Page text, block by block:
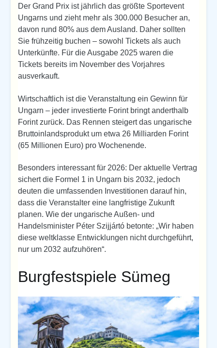
Der Grand Prix ist jährlich das größte Sportevent
Ungarns und zieht mehr als 300.000 Besucher an,
davon rund 80% aus dem Ausland. Daher sollten
Sie frühzeitig buchen – sowohl Tickets als auch
Unterkünfte. Für die Ausgabe 2025 waren die
Tickets bereits im November des Vorjahres
ausverkauft.
Wirtschaftlich ist die Veranstaltung ein Gewinn für
Ungarn – jeder investierte Forint bringt anderthalb
Forint zurück. Das Rennen steigert das ungarische
Bruttoinlandsprodukt um etwa 26 Milliarden Forint
(65 Millionen Euro) pro Wochenende.
Besonders interessant für 2026: Der aktuelle Vertrag
sichert die Formel 1 in Ungarn bis 2032, jedoch
deuten die umfassenden Investitionen darauf hin,
dass die Veranstalter eine langfristige Zukunft
planen. Wie der ungarische Außen- und
Handelsminister Péter Szijjártó betonte: „Wir haben
diese weltklasse Entwicklungen nicht durchgeführt,
nur um 2032 aufzuhören“.
Burgfestspiele Sümeg